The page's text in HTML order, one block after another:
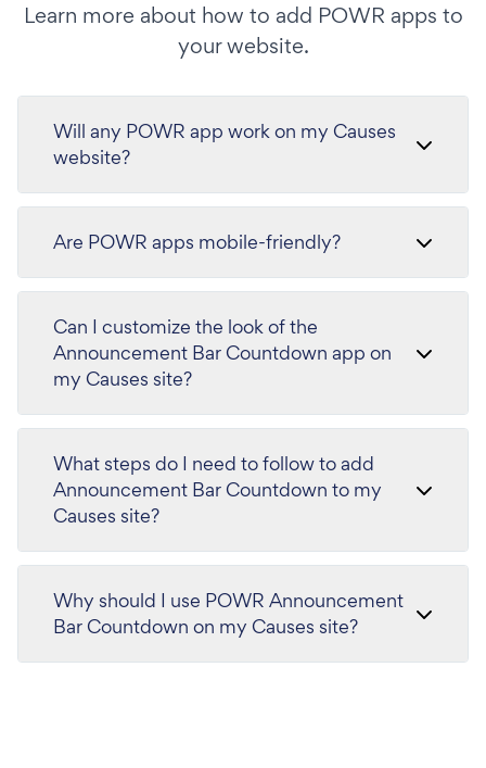
Learn more about how to add POWR apps to
your website.
Will any POWR app work on my Causes
website?
Are POWR apps mobile-friendly?
Can I customize the look of the
Announcement Bar Countdown app on
my Causes site?
What steps do I need to follow to add
Announcement Bar Countdown to my
Causes site?
Why should I use POWR Announcement
Bar Countdown on my Causes site?